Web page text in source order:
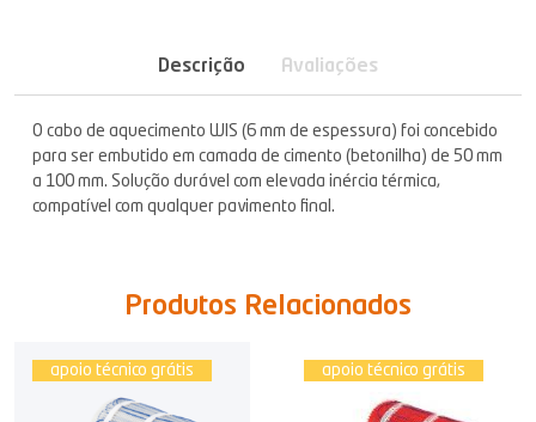
Descrição Avaliações
O cabo de aquecimento WIS (6 mm de espessura) foi concebido
para ser embutido em camada de cimento (betonilha) de 50 mm
a 100 mm. Solução durável com elevada inércia térmica,
compatível com qualquer pavimento final.
Produtos Relacionados
apoio técnico grátis apoio técnico grátis